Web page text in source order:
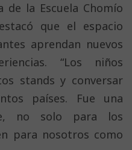
la Escuela Chomío
que el espacio
aprendan nuevos
“Los niños
stands y conversar
países. Fue una
no solo para los
para nosotros como